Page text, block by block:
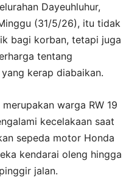
Dayeuhluhur,
(31/5/26), itu tidak
bagi korban, tetapi juga
tentang
kerap diabaikan.
warga RW 19
kecelakaan saat
sepeda motor Honda
kendarai oleng hingga
jalan.